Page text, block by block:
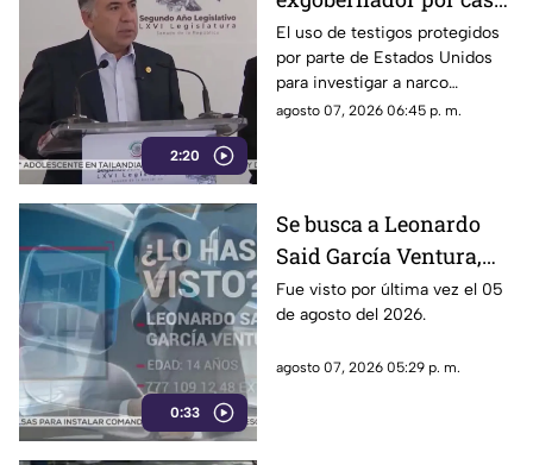
2:20
Ayotzinapa y desaforan
a alcaldes
El uso de testigos protegidos
por parte de Estados Unidos
para investigar a narco
políticos ha sido cuestionado
entre ellos Rubén Rocha y
Enrique Inzunza.
agosto 07, 2026 06:45 p. m.
0:33
Se busca a Leonardo
Said García Ventura,
desaparecido en
Cuernavaca
Fue visto por última vez el 05
de agosto del 2026.
agosto 07, 2026 05:29 p. m.